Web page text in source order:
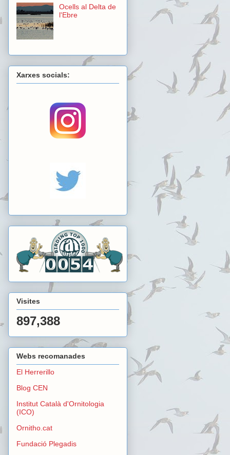
Ocells al Delta de
l'Ebre
Xarxes socials:
Visites
897,388
Webs recomanades
El Herrerillo
Blog CEN
Institut Català d'Ornitologia
(ICO)
Ornitho.cat
Fundació Plegadis